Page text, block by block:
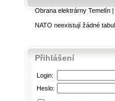
Obrana elektrárny Temelín|
NATO neexistují žádné
Přihlášení
Login:
Heslo: